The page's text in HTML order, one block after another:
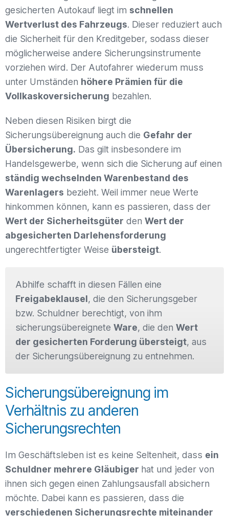
gesicherten Autokauf liegt im schnellen
Wertverlust des Fahrzeugs. Dieser reduziert auch
die Sicherheit für den Kreditgeber, sodass dieser
möglicherweise andere Sicherungsinstrumente
vorziehen wird. Der Autofahrer wiederum muss
unter Umständen höhere Prämien für die
Vollkaskoversicherung bezahlen.
Neben diesen Risiken birgt die
Sicherungsübereignung auch die Gefahr der
Übersicherung. Das gilt insbesondere im
Handelsgewerbe, wenn sich die Sicherung auf einen
ständig wechselnden Warenbestand des
Warenlagers bezieht. Weil immer neue Werte
hinkommen können, kann es passieren, dass der
Wert der Sicherheitsgüter den Wert der
abgesicherten Darlehensforderung
ungerechtfertigter Weise übersteigt.
Abhilfe schafft in diesen Fällen eine
Freigabeklausel, die den Sicherungsgeber
bzw. Schuldner berechtigt, von ihm
sicherungsübereignete Ware, die den Wert
der gesicherten Forderung übersteigt, aus
der Sicherungsübereignung zu entnehmen.
Sicherungsübereignung im
Verhältnis zu anderen
Sicherungsrechten
Im Geschäftsleben ist es keine Seltenheit, dass ein
Schuldner mehrere Gläubiger hat und jeder von
ihnen sich gegen einen Zahlungsausfall absichern
möchte. Dabei kann es passieren, dass die
verschiedenen Sicherungsrechte miteinander